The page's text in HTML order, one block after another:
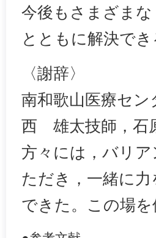
今後もさまざま
とともに解決で
〈謝辞〉
南和歌山医療セ
西 雄太技師，石
方々には，バリ
ただき，一緒に
できた。この場